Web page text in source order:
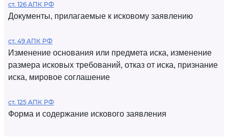
ст. 126 АПК РФ
Документы, прилагаемые к исковому заявлению
ст. 49 АПК РФ
Изменение основания или предмета иска, изменение
размера исковых требований, отказ от иска, признание
иска, мировое соглашение
ст. 125 АПК РФ
Форма и содержание искового заявления